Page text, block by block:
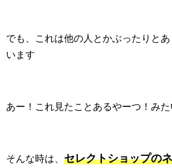
でも、これは他の人とかぶったりと
います
あー！これ見たことあるやーつ！みた
そんな時は、 セレクトショップの